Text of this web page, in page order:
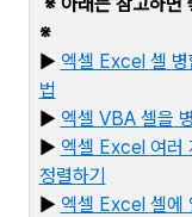
※
▶ 엑셀 Excel 셀
법
▶ 엑셀 VBA 셀을
▶ 엑셀 Excel 여러
정렬하기
▶ 엑셀 Excel 셀에